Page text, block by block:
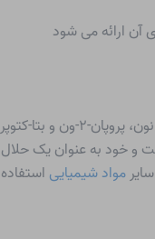
آن ارائه می شود
(همچنین به نام های
و خود به عنوان یک
مواد شیمیایی